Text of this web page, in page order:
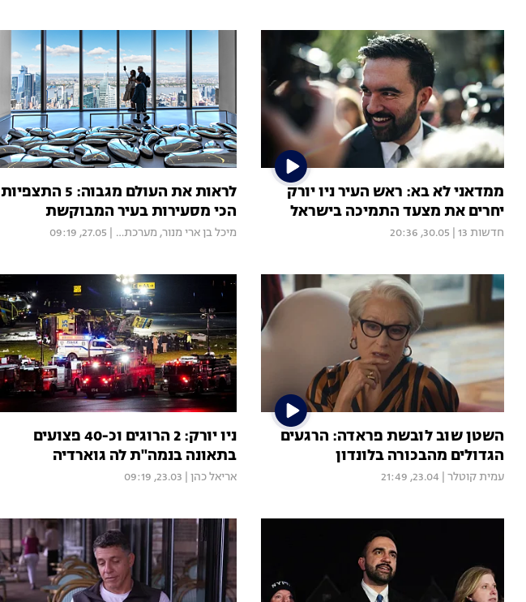
ממדאני לא בא: ראש העיר ניו יורק
יחרים את מצעד התמיכה בישראל
חדשות 13 30.05, 20:36
לראות את העולם מגבוה: 5 התצפיות
הכי מסעירות בעיר המבוקשת
מיכל בן ארי מנור, מערכת Mood 27.05, 09:19
השטן שוב לובשת פראדה: הרגעים
הגדולים מהבכורה בלונדון
עמית קוטלר 23.04, 21:49
ניו יורק: 2 הרוגים וכ-40 פצועים
בתאונה בנמה"ת לה גוארדיה
אריאל כהן 23.03, 09:19